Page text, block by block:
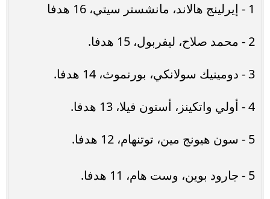
1 - إيرلينج هالاند، مانشستر سيتي، 16 هدفا
2 - محمد صلاح، ليفربول، 15 هدفا.
3 - دومينيك سولانكي، بورنموث، 14 هدفا.
4 - أولي واتكينز، أستون فيلا، 13 هدفا.
5 - سون هيونج مين، توتنهام، 12 هدفا.
5 - جارود بوين، وست هام، 11 هدفا.